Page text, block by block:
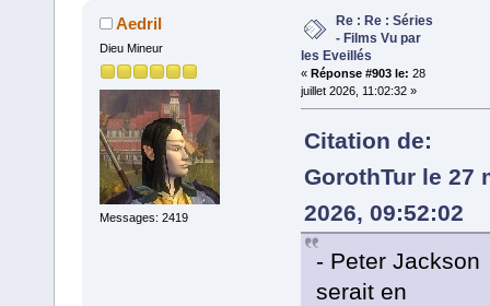
Aedril
Dieu Mineur
Messages: 2419
Re : Re : Séries
- Films Vu par
les Eveillés
« Réponse #903 le: 28
juillet 2026, 11:02:32 »
Citation de:
GorothTur le 27
2026, 09:52:02
- Peter Jackson
serait en